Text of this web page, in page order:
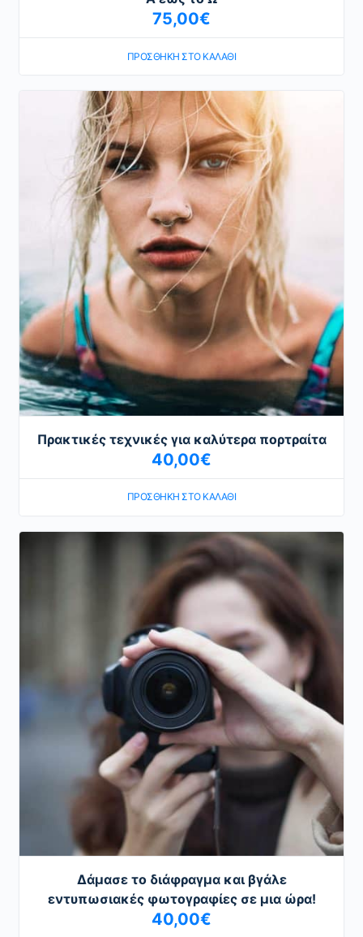
75,00€
ΠΡΟΣΘΉΚΗ ΣΤΟ ΚΑΛΆΘΙ
Πρακτικές τεχνικές για καλύτερα πορτραίτα
40,00€
ΠΡΟΣΘΉΚΗ ΣΤΟ ΚΑΛΆΘΙ
Δάμασε το διάφραγμα και βγάλε
εντυπωσιακές φωτογραφίες σε μια ώρα!
40,00€